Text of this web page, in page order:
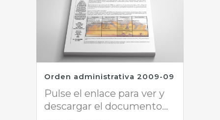
Orden administrativa 2009-09
Pulse el enlace para ver y
descargar el documento...